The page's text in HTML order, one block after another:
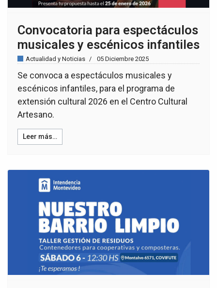
Convocatoria para espectáculos
musicales y escénicos infantiles
Actualidad y Noticias 05 Diciembre 2025
Se convoca a espectáculos musicales y
escénicos infantiles, para el programa de
extensión cultural 2026 en el Centro Cultural
Artesano.
Leer más…